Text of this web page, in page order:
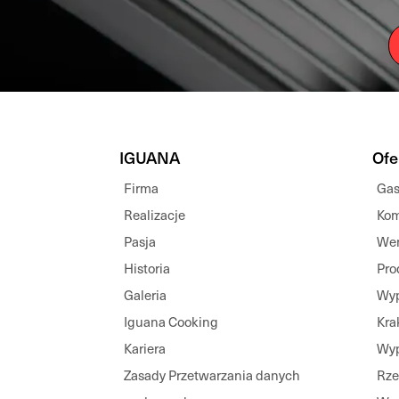
IGUANA
Firma
Realizacje
Pasja
Historia
Galeria
Iguana Cooking
Kariera
Zasady Przetwarzania danych